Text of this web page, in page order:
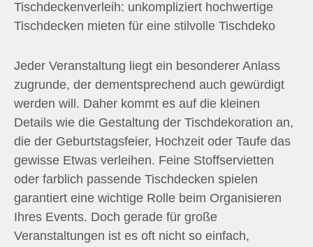
n
a
h
:
Tischdeckenverleih: unkompliziert hochwertige
Tischdecken mieten für eine stilvolle Tischdeko
Jeder Veranstaltung liegt ein besonderer Anlass
zugrunde, der dementsprechend auch gewürdigt
werden will. Daher kommt es auf die kleinen
Details wie die Gestaltung der Tischdekoration an,
die der Geburtstagsfeier, Hochzeit oder Taufe das
gewisse Etwas verleihen. Feine Stoffservietten
oder farblich passende Tischdecken spielen
garantiert eine wichtige Rolle beim Organisieren
Ihres Events. Doch gerade für große
Veranstaltungen ist es oft nicht so einfach,